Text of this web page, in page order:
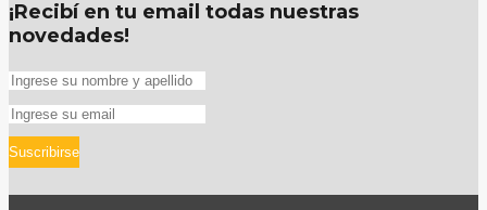
¡Recibí en tu email todas nuestras
novedades!
Suscribirse